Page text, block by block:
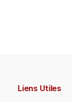
Liens Utiles